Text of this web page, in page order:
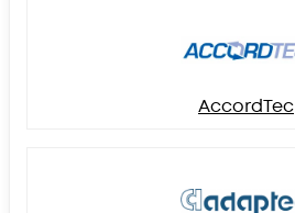
AccordTec